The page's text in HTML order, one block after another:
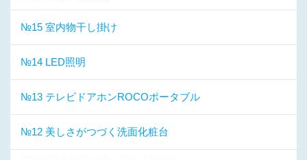
№15 室内物干し掛け
№14 LED照明
№13 テレビドアホンROCOポータブル
№12 美しさがつづく洗面化粧台